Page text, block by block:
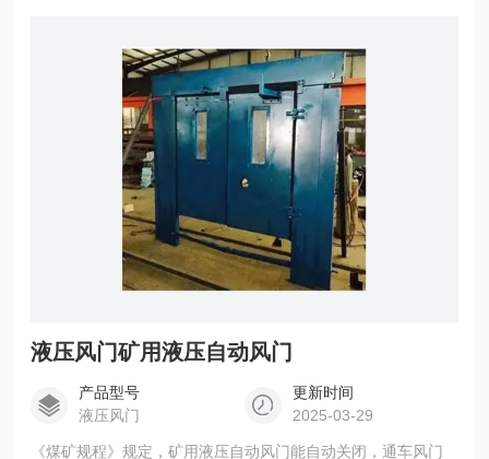
液压风门矿用液压自动风门
产品型号
液压风门
更新时间
2025-03-29
《煤矿规程》规定，矿用液压自动风门能自动关闭，通车风门